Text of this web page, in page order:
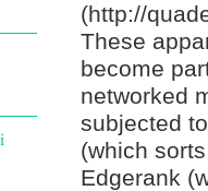
(http://
These
become
networked
subjected
(which
Edgerank